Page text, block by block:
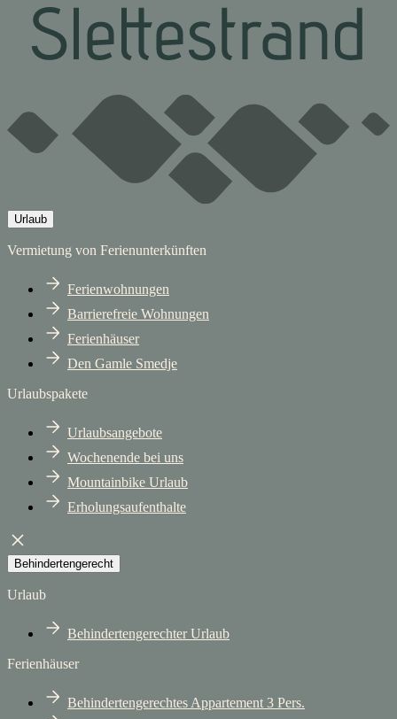
Urlaub
Vermietung von Ferienunterkünften
Ferienwohnungen
Barrierefreie Wohnungen
Ferienhäuser
Den Gamle Smedje
Urlaubspakete
Urlaubsangebote
Wochenende bei uns
Mountainbike Urlaub
Erholungsaufenthalte
Behindertengerecht
Urlaub
Behindertengerechter Urlaub
Ferienhäuser
Behindertengerechtes Appartement 3 Pers.